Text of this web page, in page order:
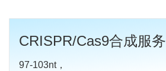
CRISPR/Cas9合成服务
97-103nt，